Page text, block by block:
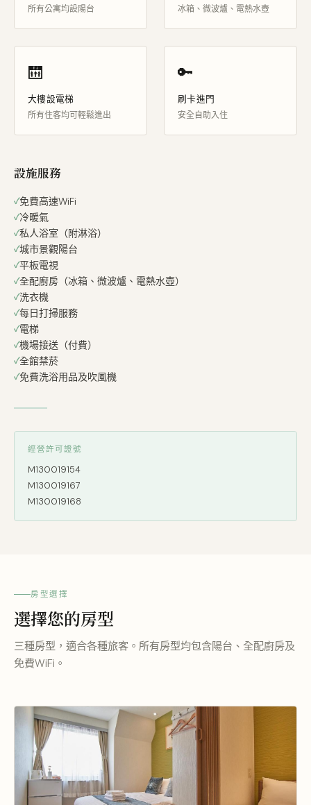
所有公寓均設陽台 冰箱、微波爐、電熱水壺
🛗
大樓設電梯
所有住客均可輕鬆進出
🔑
刷卡進門
安全自助入住
設施服務
免費高速WiFi
冷暖氣
私人浴室（附淋浴）
城市景觀陽台
平板電視
全配廚房（冰箱、微波爐、電熱水壺）
洗衣機
每日打掃服務
電梯
機場接送（付費）
全館禁菸
免費洗浴用品及吹風機
經營許可證號
M130019154
M130019167
M130019168
房型選擇
選擇您的房型
三種房型，適合各種旅客。所有房型均包含陽台、全配廚房及
免費WiFi。